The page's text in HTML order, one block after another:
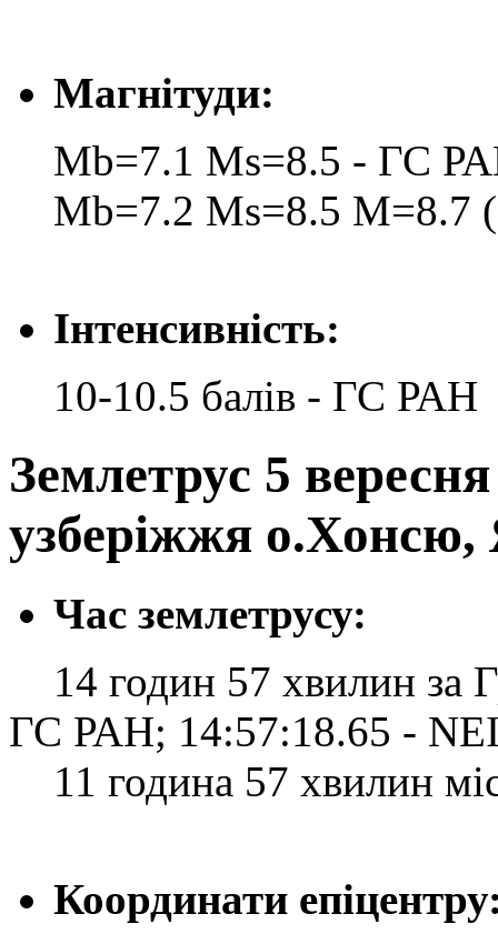
Магнітуди:
Mb=7.1 Ms=8.5 - ГС
Mb=7.2 Ms=8.5 M=8.7
Інтенсивність:
10-10.5 балів - ГС РАН
Землетрус 5
узберіжжя о.Хонсю,
Час землетрусу:
14 годин 57 хвилин за
ГС РАН; 14:57:18.65 -
11 година 57 хвилин
Координати